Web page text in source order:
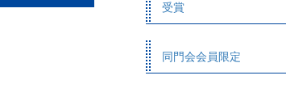
受賞
同門会会員限定